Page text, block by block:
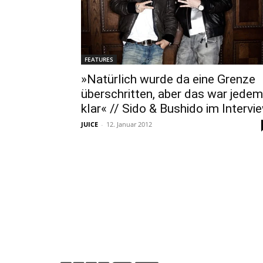
FEATURES
»Natürlich wurde da eine Grenze
überschritten, aber das war jedem
klar« // Sido & Bushido im
JUICE - 12. Januar 2012